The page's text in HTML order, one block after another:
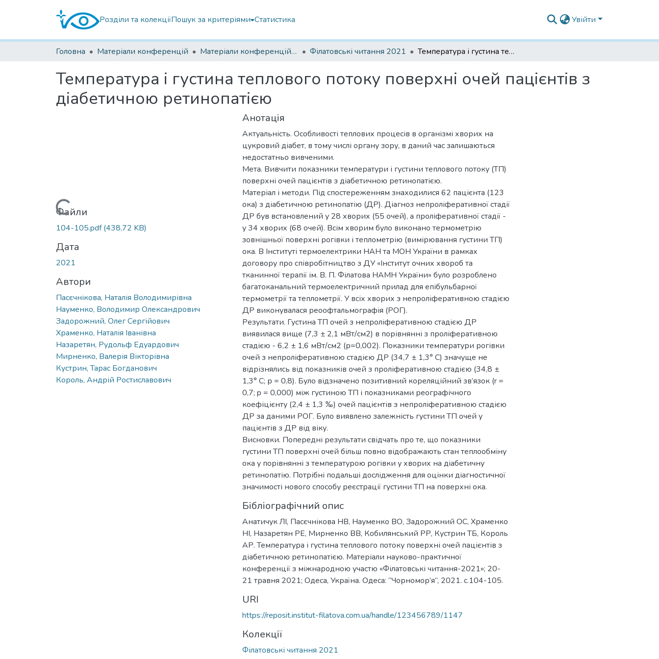
Розділи та колекціїПошук за критеріями Статистика Увійти
Головна Матеріали конференцій Матеріали конференцій Інституту Філатова Філатовські читання 2021 Температура і густина теплового потоку поверхні очей пацієнтів з діабетичною ретинопатією
Температура і густина теплового потоку поверхні очей пацієнтів з
діабетичною ретинопатією
Вантажиться...Файли
104-105.pdf(438,72 KB)
Дата
2021
Автори
Пасєчнікова, Наталія Володимирівна
Науменко, Володимир Олександрович
Задорожний, Олег Сергійович
Храменко, Наталія Іванівна
Назаретян, Рудольф Едуардович
Мирненко, Валерія Вікторівна
Кустрин, Тарас Богданович
Король, Андрій Ростиславович
Анотація
Актуальність. Особливості теплових процесів в організмі хворих на
цукровий діабет, в тому числі органу зору, в даний час залишаються
недостатньо вивченими.
Мета. Вивчити показники температури і густини теплового потоку (ТП)
поверхні очей пацієнтів з діабетичною ретинопатією.
Матеріал і методи. Під спостереженням знаходилися 62 пацієнта (123
ока) з діабетичною ретинопатію (ДР). Діагноз непроліферативної стадії
ДР був встановлений у 28 хворих (55 очей), а проліферативної стадії -
у 34 хворих (68 очей). Всім хворим було виконано термометрію
зовнішньої поверхні рогівки і теплометрію (вимірювання густини ТП)
ока. В Інституті термоелектрики НАН та МОН України в рамках
договору про співробітництво з ДУ «Інститут очних хвороб та
тканинної терапії ім. В. П. Філатова НАМН України» було розроблено
багатоканальний термоелектричний прилад для епібульбарної
термометрії та теплометрії. У всіх хворих з непроліферативною стадією
ДР виконувалася реоофтальмографія (РОГ).
Результати. Густина ТП очей з непроліферативною стадією ДР
виявилася вище (7,3 ± 2,1 мВт/см2) в порівнянні з проліферативною
стадією - 6,2 ± 1,6 мВт/см2 (р=0,002). Показники температури рогівки
очей з непроліферативною стадією ДР (34,7 ± 1,3° С) значуще не
відрізнялись від показників очей з проліферативною стадією (34,8 ±
1,3° С; р = 0,8). Було відзначено позитивний кореляційний зв’язок (r =
0,7; p = 0,000) між густиною ТП і показниками реографічного
коефіцієнту (2,4 ± 1,3 ‰) очей пацієнтів з непроліферативною стадією
ДР за даними РОГ. Було виявлено залежність густини ТП очей у
пацієнтів з ДР від віку.
Висновки. Попередні результати свідчать про те, що показники
густини ТП поверхні очей більш повно відображають стан теплообміну
ока у порівнянні з температурою рогівки у хворих на діабетичну
ретинопатію. Потрібні подальші дослідження для оцінки діагностичної
значимості нового способу реєстрації густини ТП на поверхні ока.
Бібліографічний опис
Анатичук ЛІ, Пасєчнікова НВ, Науменко ВО, Задорожний ОС, Храменко
НІ, Назаретян РЕ, Мирненко ВВ, Кобилянський РР, Кустрин ТБ, Король
АР. Температура і густина теплового потоку поверхні очей пацієнтів з
діабетичною ретинопатією. Матеріали науково-практичної
конференції з міжнародною участю «Філатовські читання-2021»; 20-
21 травня 2021; Одеса, Україна. Одеса: “Чорномор’я”, 2021. c.104-105.
URI
https://reposit.institut-filatova.com.ua/handle/123456789/1147
Колекції
Філатовські читання 2021